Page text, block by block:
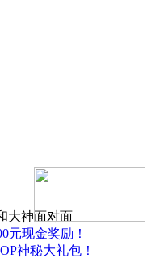
大神面对面
元现金奖励！
神秘大礼包！